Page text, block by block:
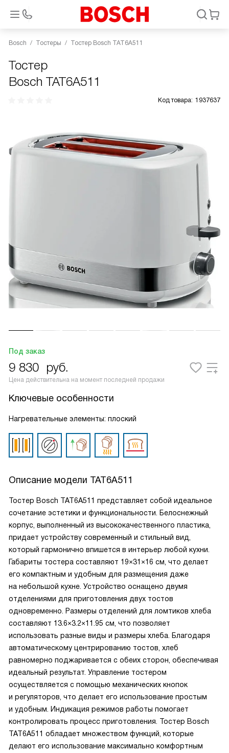
Bosch Тостеры Тостер Bosch TAT6A511
Тостер
Bosch TAT6A511
Код товара: 1937637
Под заказ
9 830 руб.
Цена действительна на момент последней продажи
Ключевые особенности
Нагревательные элементы: плоский
Описание модели TAT6A511
Тостер Bosch TAT6A511 представляет собой идеальное
сочетание эстетики и функциональности. Белоснежный
корпус, выполненный из высококачественного пластика,
придает устройству современный и стильный вид,
который гармонично впишется в интерьер любой кухни.
Габариты тостера составляют 19×31×16 см, что делает
его компактным и удобным для размещения даже
на небольшой кухне. Устройство оснащено двумя
отделениями для приготовления двух тостов
одновременно. Размеры отделений для ломтиков хлеба
составляют 13.6×3.2×11.95 см, что позволяет
использовать разные виды и размеры хлеба. Благодаря
автоматическому центрированию тостов, хлеб
равномерно поджаривается с обеих сторон, обеспечивая
идеальный результат. Управление тостером
осуществляется с помощью механических кнопок
и регуляторов, что делает его использование простым
и удобным. Индикация режимов работы помогает
контролировать процесс приготовления. Тостер Bosch
TAT6A511 обладает множеством функций, которые
делают его использование максимально комфортным